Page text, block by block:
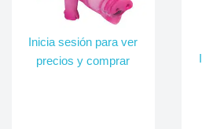
Inicia sesión para ver
precios y comprar